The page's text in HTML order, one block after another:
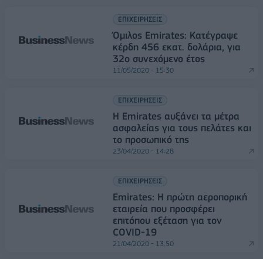
ΕΠΙΧΕΙΡΗΣΕΙΣ
Όμιλος Emirates: Kατέγραψε
κέρδη 456 εκατ. δολάρια, για
32ο συνεχόμενο έτος
11/05/2020 - 15:30
ΕΠΙΧΕΙΡΗΣΕΙΣ
Η Emirates αυξάνει τα μέτρα
ασφαλείας για τους πελάτες και
το προσωπικό της
23/04/2020 - 14:28
ΕΠΙΧΕΙΡΗΣΕΙΣ
Emirates: Η πρώτη αεροπορική
εταιρεία που προσφέρει
επιτόπου εξέταση για τον
COVID-19
21/04/2020 - 13:50